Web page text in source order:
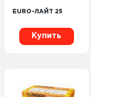
EURO-ЛАЙТ 25
Купить